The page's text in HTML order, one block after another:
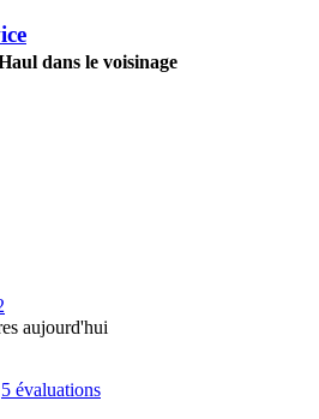
dans le voisinage
aujourd'hui
5 évaluations